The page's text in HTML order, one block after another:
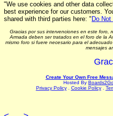
"We use cookies and other data
best experience for our customers.
shared with third parties here: " Do
Gracias por sus intervenciones en este foro,
Armada deben ser tratados en el foro de la
mismo foro si fuere necesario para el
mensajes
Create Your Own Free
Hosted By
Privacy Policy. Cookie Policy.